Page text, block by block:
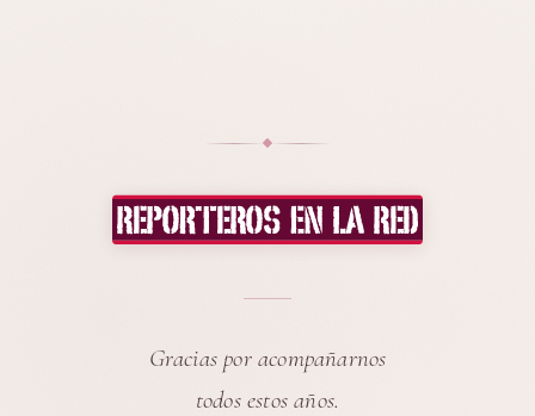
Gracias por acompañarnos
todos estos años.